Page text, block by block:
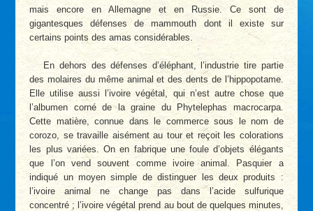
mais encore en Allemagne et en Russie. Ce sont de
gigantesques défenses de mammouth dont il existe sur
certains points des amas considérables.
En dehors des défenses d’éléphant, l’industrie tire partie
des molaires du même animal et des dents de l’hippopotame.
Elle utilise aussi l’ivoire végétal, qui n’est autre chose que
l’albumen corné de la graine du Phytelephas macrocarpa.
Cette matière, connue dans le commerce sous le nom de
corozo, se travaille aisément au tour et reçoit les colorations
les plus variées. On en fabrique une foule d’objets élégants
que l’on vend souvent comme ivoire animal. Pasquier a
indiqué un moyen simple de distinguer les deux produits :
l’ivoire animal ne change pas dans l’acide sulfurique
concentré ; l’ivoire végétal prend au bout de quelques minutes,